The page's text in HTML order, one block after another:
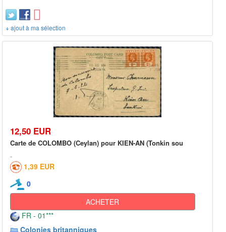
+ ajout à ma sélection
12,50 EUR
Carte de COLOMBO (Ceylan) pour KIEN-AN (Tonkin sou
1,39 EUR
0
ACHETER
FR - 01***
Colonies britanniques